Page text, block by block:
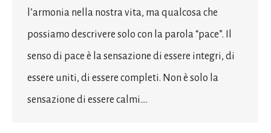
l’armonia nella nostra vita, ma qualcosa che
possiamo descrivere solo con la parola “pace”. Il
senso di pace è la sensazione di essere integri, di
essere uniti, di essere completi. Non è solo la
sensazione di essere calmi.…